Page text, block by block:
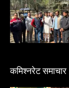
कमिश्नरेट समाचार